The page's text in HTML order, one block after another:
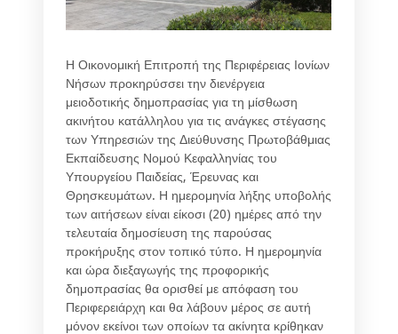
Η Οικονομική Επιτροπή της Περιφέρειας Ιονίων
Νήσων προκηρύσσει την διενέργεια
μειοδοτικής δημοπρασίας για τη μίσθωση
ακινήτου κατάλληλου για τις ανάγκες στέγασης
των Υπηρεσιών της Διεύθυνσης Πρωτοβάθμιας
Εκπαίδευσης Νομού Κεφαλληνίας του
Υπουργείου Παιδείας, Έρευνας και
Θρησκευμάτων. Η ημερομηνία λήξης υποβολής
των αιτήσεων είναι είκοσι (20) ημέρες από την
τελευταία δημοσίευση της παρούσας
προκήρυξης στον τοπικό τύπο. Η ημερομηνία
και ώρα διεξαγωγής της προφορικής
δημοπρασίας θα ορισθεί με απόφαση του
Περιφερειάρχη και θα λάβουν μέρος σε αυτή
μόνον εκείνοι των οποίων τα ακίνητα κρίθηκαν